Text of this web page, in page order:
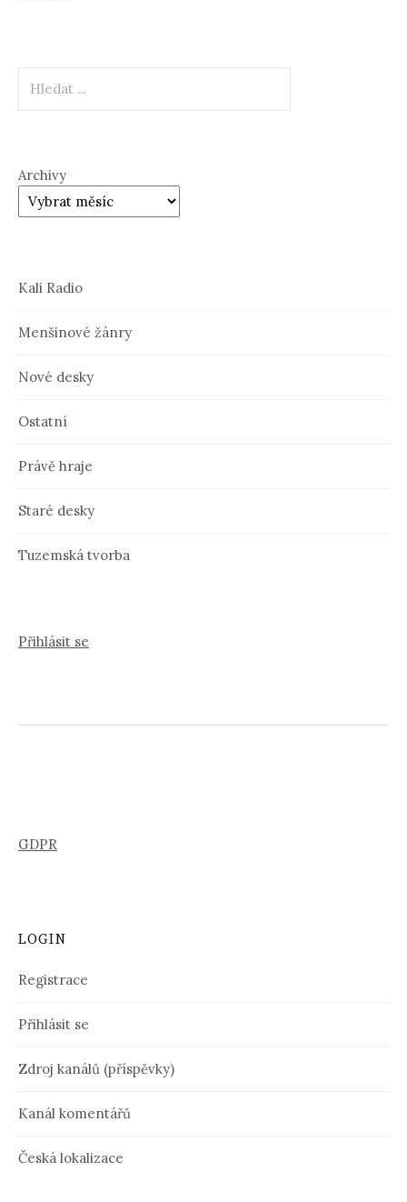
Archivy
Kali Radio
Menšinové žánry
Nové desky
Ostatní
Právě hraje
Staré desky
Tuzemská tvorba
Přihlásit se
GDPR
LOGIN
Registrace
Přihlásit se
Zdroj kanálů (příspěvky)
Kanál komentářů
Česká lokalizace